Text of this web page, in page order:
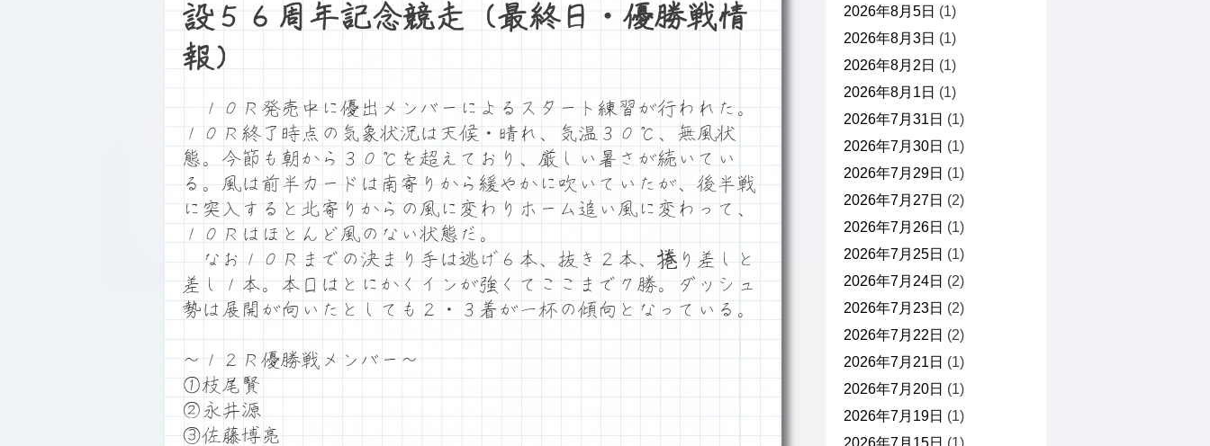
設５６周年記念競走（最終日・優勝戦情
報）
１０Ｒ発売中に優出メンバーによるスタート練習が行われた。
１０Ｒ終了時点の気象状況は天候・晴れ、気温３０℃、無風状
態。今節も朝から３０℃を超えており、厳しい暑さが続いてい
る。風は前半カードは南寄りから緩やかに吹いていたが、後半戦
に突入すると北寄りからの風に変わりホーム追い風に変わって、
１０Ｒはほとんど風のない状態だ。
なお１０Ｒまでの決まり手は逃げ６本、抜き２本、捲り差しと
差し１本。本日はとにかくインが強くてここまで７勝。ダッシュ
勢は展開が向いたとしても２・３着が一杯の傾向となっている。
～１２Ｒ優勝戦メンバー～
①枝尾賢
②永井源
③佐藤博亮
2026年8月5日 (1)
2026年8月3日 (1)
2026年8月2日 (1)
2026年8月1日 (1)
2026年7月31日 (1)
2026年7月30日 (1)
2026年7月29日 (1)
2026年7月27日 (2)
2026年7月26日 (1)
2026年7月25日 (1)
2026年7月24日 (2)
2026年7月23日 (2)
2026年7月22日 (2)
2026年7月21日 (1)
2026年7月20日 (1)
2026年7月19日 (1)
2026年7月15日 (1)